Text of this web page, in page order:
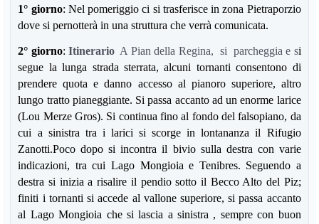
1° giorno: Nel pomeriggio ci si trasferisce in zona Pietraporzio
dove si pernotterà in una struttura che verrà comunicata.
2° giorno:Itinerario A Pian della Regina, si parcheggia e si
segue la lunga strada sterrata, alcuni tornanti consentono di
prendere quota e danno accesso al pianoro superiore, altro
lungo tratto pianeggiante. Si passa accanto ad un enorme larice
(Lou Merze Gros). Si continua fino al fondo del falsopiano, da
cui a sinistra tra i larici si scorge in lontananza il Rifugio
Zanotti.Poco dopo si incontra il bivio sulla destra con varie
indicazioni, tra cui Lago Mongioia e Tenibres. Seguendo a
destra si inizia a risalire il pendio sotto il Becco Alto del Piz;
finiti i tornanti si accede al vallone superiore, si passa accanto
al Lago Mongioia che si lascia a sinistra , sempre con buon